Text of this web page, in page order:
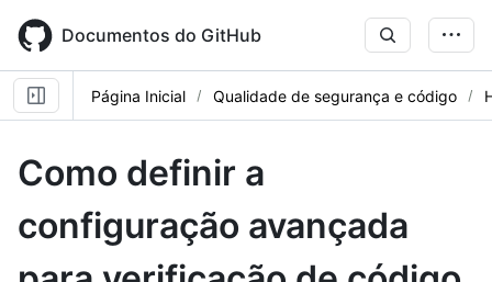
main
content
Documentos do GitHub
Página Inicial Qualidade de segurança e código
Como definir a
configuração avançada